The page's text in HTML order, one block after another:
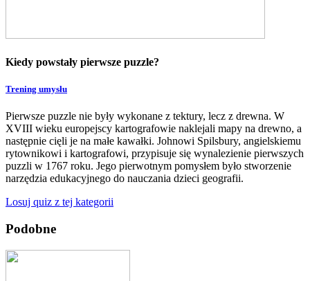
Kiedy powstały pierwsze puzzle?
Trening umysłu
Pierwsze puzzle nie były wykonane z tektury, lecz z drewna. W
XVIII wieku europejscy kartografowie naklejali mapy na drewno, a
następnie cięli je na małe kawałki. Johnowi Spilsbury, angielskiemu
rytownikowi i kartografowi, przypisuje się wynalezienie pierwszych
puzzli w 1767 roku. Jego pierwotnym pomysłem było stworzenie
narzędzia edukacyjnego do nauczania dzieci geografii.
Losuj quiz z tej kategorii
Podobne